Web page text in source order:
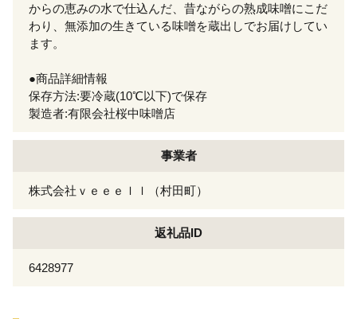
からの恵みの水で仕込んだ、昔ながらの熟成味噌にこだ
わり、無添加の生きている味噌を蔵出しでお届けしてい
ます。
●商品詳細情報
保存方法:要冷蔵(10℃以下)で保存
製造者:有限会社桜中味噌店
事業者
株式会社ｖｅｅｅｌｌ（村田町）
返礼品ID
6428977